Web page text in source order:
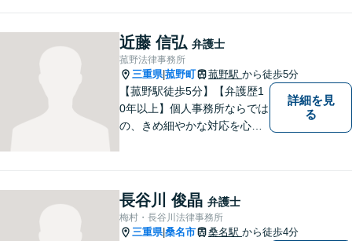
近藤 信弘 弁護士
菰野法律事務所
三重県|菰野町 菰野駅 から徒歩5分
【菰野駅徒歩5分】【弁護歴1
0年以上】個人事務所ならでは
の、きめ細やかな対応を心が
行います！【完全個室】
詳細を見
る
長谷川 俊晶 弁護士
梅村・長谷川法律事務所
三重県|桑名市 桑名駅 から徒歩4分